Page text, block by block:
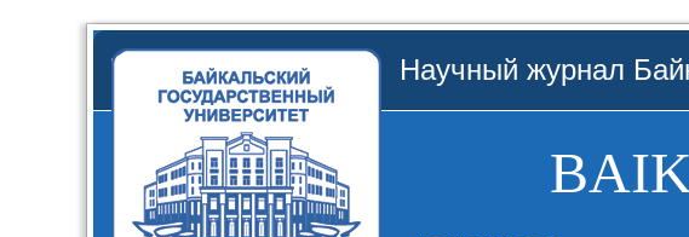
Научный журнал